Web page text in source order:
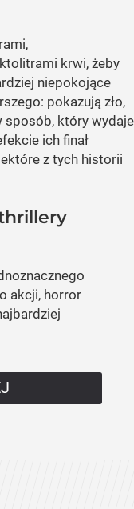
krwi, żeby
niepokojące
pokazują zło,
sposób, który wydaje
ich finał
z tych historii
akcji, horror